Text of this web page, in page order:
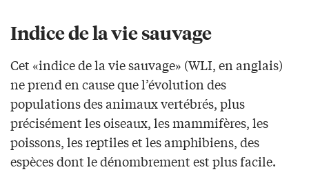
Indice de la vie sauvage
Cet «indice de la vie sauvage» (WLI, en anglais)
ne prend en cause que l’évolution des
populations des animaux vertébrés, plus
précisément les oiseaux, les mammifères, les
poissons, les reptiles et les amphibiens, des
espèces dont le dénombrement est plus facile.